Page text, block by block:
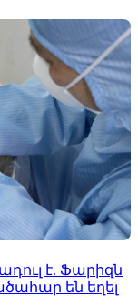
է. Ֆարիզն
են եղել